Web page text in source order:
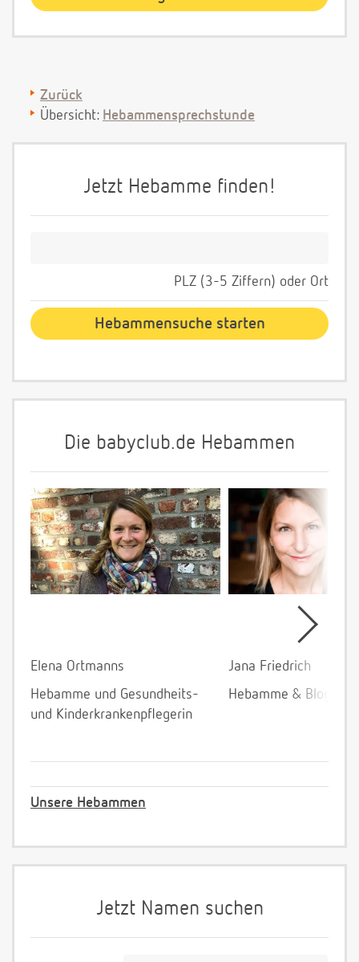
Zurück
Übersicht: Hebammensprechstunde
Jetzt Hebamme finden!
PLZ (3-5 Ziffern) oder Ort
Die babyclub.de Hebammen
Elena Ortmanns
Hebamme und Gesundheits-
und Kinderkrankenpflegerin
Jana Friedrich
Hebamme &
Unsere Hebammen
Jetzt Namen suchen